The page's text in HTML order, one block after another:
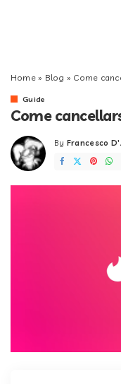
Home» Blog » Come
Guide
Come
Posted
by
By Francesco